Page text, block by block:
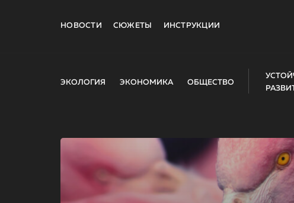
НОВОСТИ СЮЖЕТЫ ИНСТРУКЦИИ
ЭКОЛОГИЯ ЭКОНОМИКА ОБЩЕСТВО